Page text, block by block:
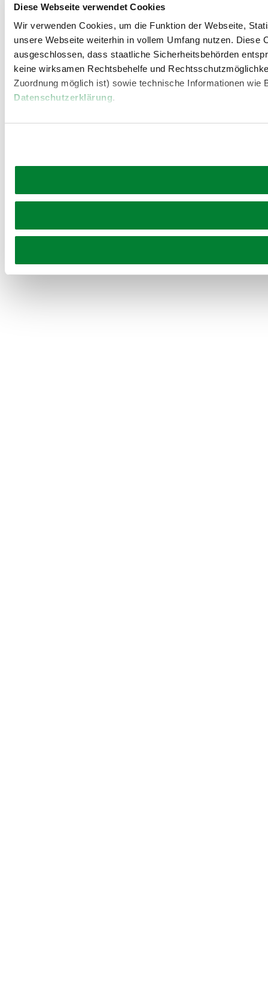
Diese Webseite verwendet Cookies
Wir verwenden Cookies, um die Funktion der Webseite,
unsere Webseite weiterhin in vollem Umfang nutzen.
ausgeschlossen, dass staatliche Sicherheitsbehörden
keine wirksamen Rechtsbehelfe und
Zuordnung möglich ist) sowie technische Informationen
Datenschutzerklärung.